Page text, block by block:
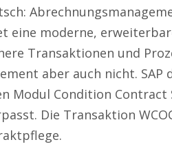
eine moderne,
Transaktionen und
aber auch nicht. SAP
Modul Condition Contract
Die Transaktion